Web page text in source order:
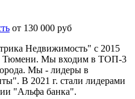
от 130 000 руб
Недвижимость" с 2015
Тюмени. Мы входим в ТОП-3
Мы - лидеры в
В 2021 г. стали лидерами
"Альфа банка".